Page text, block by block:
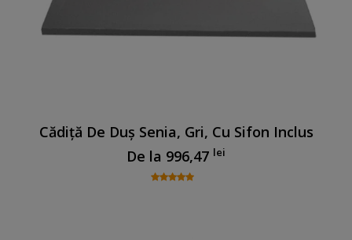
Cădiță De Duș Senia, Gri, Cu Sifon Inclus
De la 996,47 lei